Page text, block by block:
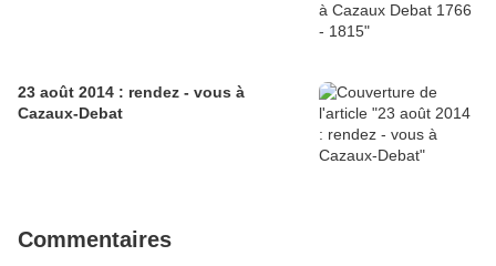
23 août 2014 : rendez - vous à
Cazaux-Debat
Commentaires